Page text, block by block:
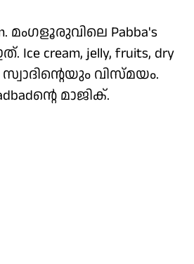
മംഗളൂരുവിലെ Pabba's
cream, jelly, fruits, dry
വിസ്മയം.
മാജിക്.